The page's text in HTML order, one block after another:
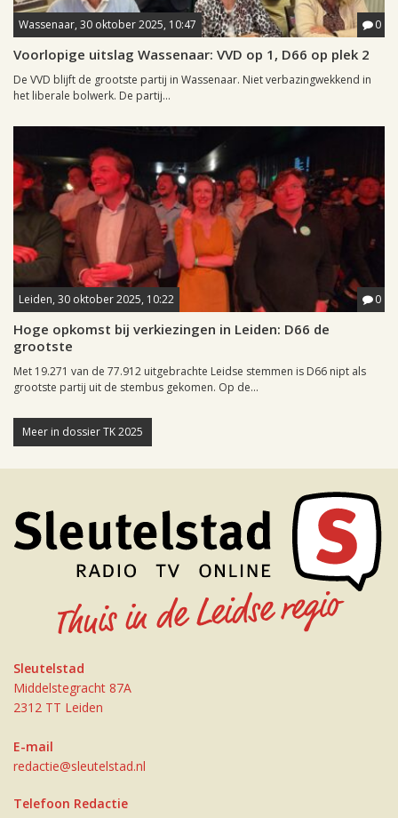
Wassenaar, 30 oktober 2025, 10:47 0
Voorlopige uitslag Wassenaar: VVD op 1, D66 op plek 2
De VVD blijft de grootste partij in Wassenaar. Niet verbazingwekkend in
het liberale bolwerk. De partij...
Leiden, 30 oktober 2025, 10:22 0
Hoge opkomst bij verkiezingen in Leiden: D66 de
grootste
Met 19.271 van de 77.912 uitgebrachte Leidse stemmen is D66 nipt als
grootste partij uit de stembus gekomen. Op de...
Meer in dossier TK 2025
Sleutelstad
Middelstegracht 87A
2312 TT Leiden
E-mail
redactie@sleutelstad.nl
Telefoon Redactie